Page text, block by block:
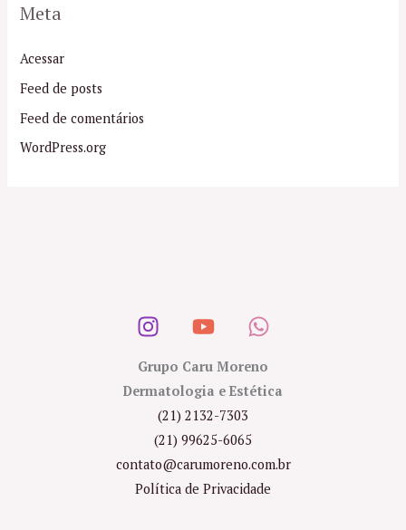
Meta
Acessar
Feed de posts
Feed de comentários
WordPress.org
Grupo Caru Moreno
Dermatologia e Estética
(21) 2132-7303
(21) 99625-6065
contato@carumoreno.com.br
Política de Privacidade